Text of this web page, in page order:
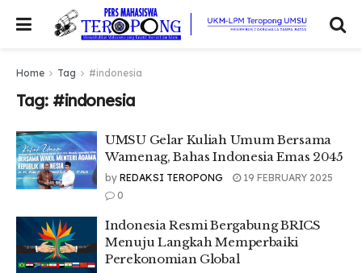
Home Tag #indonesia
Tag: #indonesia
UMSU Gelar Kuliah Umum Bersama
Wamenag, Bahas Indonesia Emas 2045
by REDAKSI TEROPONG
19 FEBRUARY 2025
0
Indonesia Resmi Bergabung BRICS
Menuju Langkah Memperbaiki
Perekonomian Global